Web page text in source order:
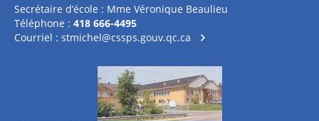
Secrétaire d’école : Mme Véronique Beaulieu
Téléphone : 418 666-4495
Courriel : stmichel@cssps.gouv.qc.ca